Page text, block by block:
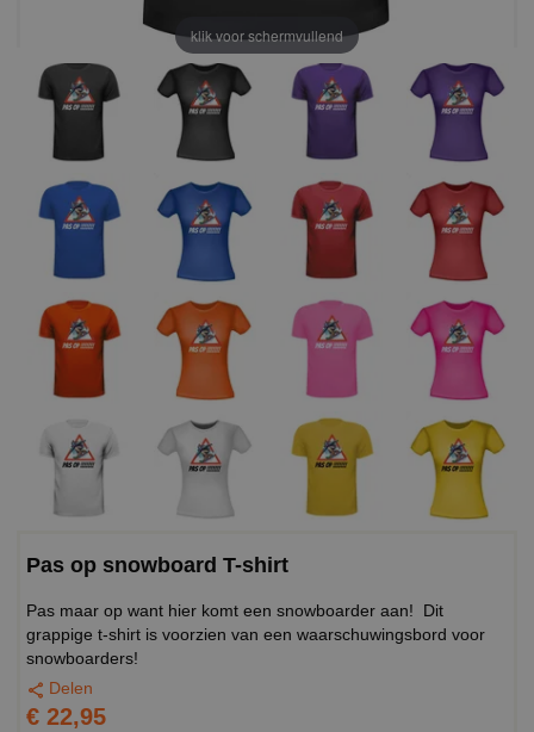
klik voor schermvullend
Pas op snowboard T-shirt
Pas maar op want hier komt een snowboarder aan! Dit
grappige t-shirt is voorzien van een waarschuwingsbord voor
snowboarders!
Delen
€ 22,95